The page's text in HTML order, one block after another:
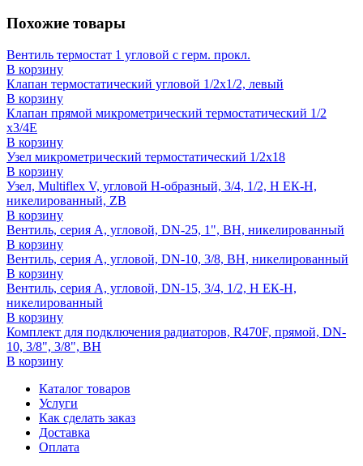
Похожие товары
Вентиль термостат 1 угловой с герм. прокл.
В корзину
Клапан термостатический угловой 1/2x1/2, левый
В корзину
Клапан прямой микрометрический термостатический 1/2
x3/4E
В корзину
Узел микрометрический термостатический 1/2х18
В корзину
Узел, Multiflex V, угловой H-образный, 3/4, 1/2, Н ЕК-Н,
никелированный, ZB
В корзину
Вентиль, серия A, угловой, DN-25, 1", ВН, никелированный
В корзину
Вентиль, серия A, угловой, DN-10, 3/8, ВН, никелированный
В корзину
Вентиль, серия A, угловой, DN-15, 3/4, 1/2, Н ЕК-Н,
никелированный
В корзину
Комплект для подключения радиаторов, R470F, прямой, DN-
10, 3/8", 3/8", ВН
В корзину
Каталог товаров
Услуги
Как сделать заказ
Доставка
Оплата